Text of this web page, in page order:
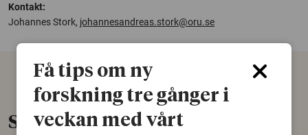
Kontakt:
Johannes Stork, johannesandreas.stork@oru.se
Senaste nytt
Få tips om ny
forskning tre gånger i
veckan med vårt